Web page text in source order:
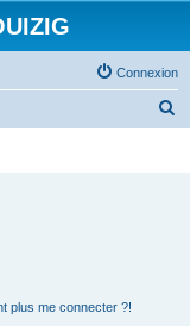
Connexion
plus me connecter ?!